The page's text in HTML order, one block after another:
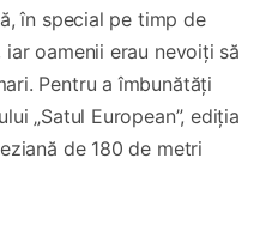
în special pe timp de
oamenii erau nevoiți să
Pentru a îmbunătăți
„Satul European”, ediția
de 180 de metri